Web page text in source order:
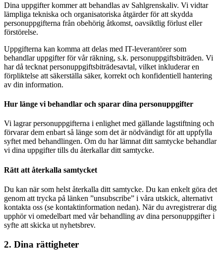
Dina uppgifter kommer att behandlas av Sahlgrenskaliv. Vi vidtar
lämpliga tekniska och organisatoriska åtgärder för att skydda
personuppgifterna från obehörig åtkomst, oavsiktlig förlust eller
förstörelse.
Uppgifterna kan komma att delas med IT-leverantörer som
behandlar uppgifter för vår räkning, s.k. personuppgiftsbiträden. Vi
har då tecknat personuppgiftsbiträdesavtal, vilket inkluderar en
förpliktelse att säkerställa säker, korrekt och konfidentiell hantering
av din information.
Hur länge vi behandlar och sparar dina personuppgifter
Vi lagrar personuppgifterna i enlighet med gällande lagstiftning och
förvarar dem enbart så länge som det är nödvändigt för att uppfylla
syftet med behandlingen. Om du har lämnat ditt samtycke behandlar
vi dina uppgifter tills du återkallar ditt samtycke.
Rätt att återkalla samtycket
Du kan när som helst återkalla ditt samtycke. Du kan enkelt göra det
genom att trycka på länken ”unsubscribe” i våra utskick, alternativt
kontakta oss (se kontaktinformation nedan). När du avregistrerar dig
upphör vi omedelbart med vår behandling av dina personuppgifter i
syfte att skicka ut nyhetsbrev.
2. Dina rättigheter